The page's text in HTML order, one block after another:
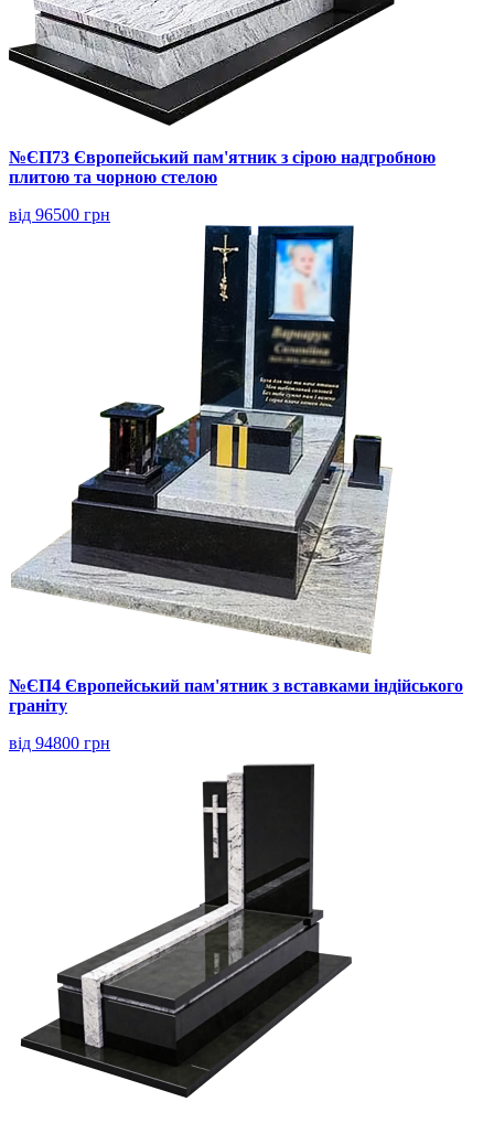
№ЄП73 Європейський пам'ятник з сірою надгробною
плитою та чорною стелою
від 96500 грн
№ЄП4 Європейський пам'ятник з вставками індійського
граніту
від 94800 грн